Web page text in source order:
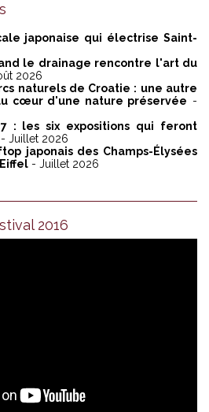
japonaise qui électrise Saint-
le drainage rencontre l'art du
2026
naturels de Croatie : une autre
cœur d'une nature préservée -
: les six expositions qui feront
- Juillet 2026
japonais des Champs-Élysées
- Juillet 2026
2016